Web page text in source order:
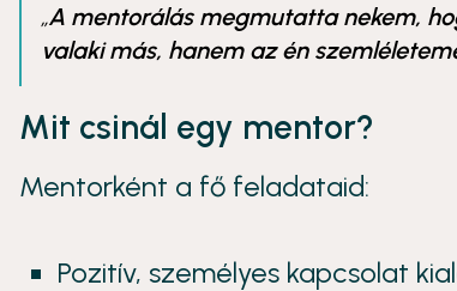
A mentorálás megmutatta nekem,
valaki más, hanem az én
Mit csinál egy mentor?
Mentorként a fő feladataid:
Pozitív, személyes kapcsolat